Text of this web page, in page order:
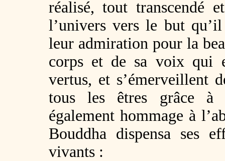
réalisé, tout transcendé
l’univers vers le but
leur admiration pour la
corps et de sa voix qui
vertus, et s’émerveillent
tous les êtres grâce à
également hommage à
Bouddha dispensa ses
vivants :